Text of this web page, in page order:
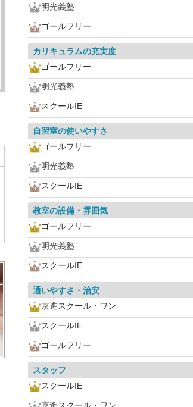
明光義塾
ゴールフリー
カリキュラムの充実度
ゴールフリー
明光義塾
スクールIE
自習室の使いやすさ
ゴールフリー
明光義塾
スクールIE
教室の設備・雰囲気
ゴールフリー
明光義塾
スクールIE
通いやすさ・治安
京進スクール・ワン
スクールIE
ゴールフリー
スタッフ
スクールIE